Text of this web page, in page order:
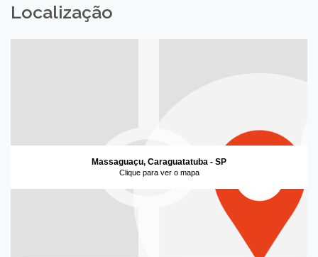
Localização
Massaguaçu, Caraguatatuba - SP
Clique para ver o mapa